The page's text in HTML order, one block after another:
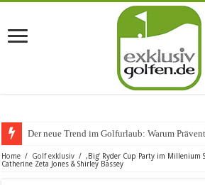
Der neue Trend im Golfurlaub: Warum Prävention
Home / Golf exklusiv / ‚Big‘ Ryder Cup Party im Millenium
Catherine Zeta Jones & Shirley Bassey